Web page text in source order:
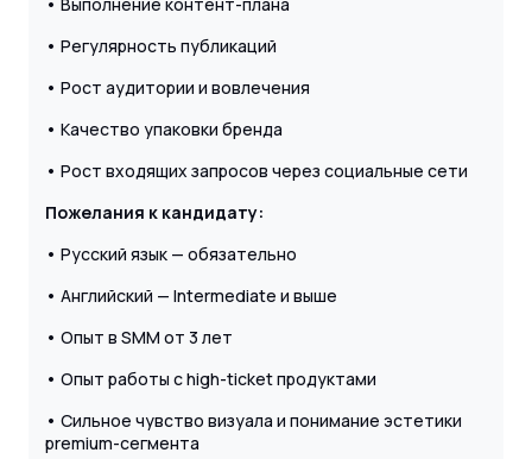
• Регулярность публикаций
• Рост аудитории и вовлечения
• Качество упаковки бренда
• Рост входящих запросов через социальные сети
Пожелания к кандидату:
• Русский язык — обязательно
• Английский — Intermediate и выше
• Опыт в SMM от 3 лет
• Опыт работы с high-ticket продуктами
• Сильное чувство визуала и понимание эстетики
premium-сегмента